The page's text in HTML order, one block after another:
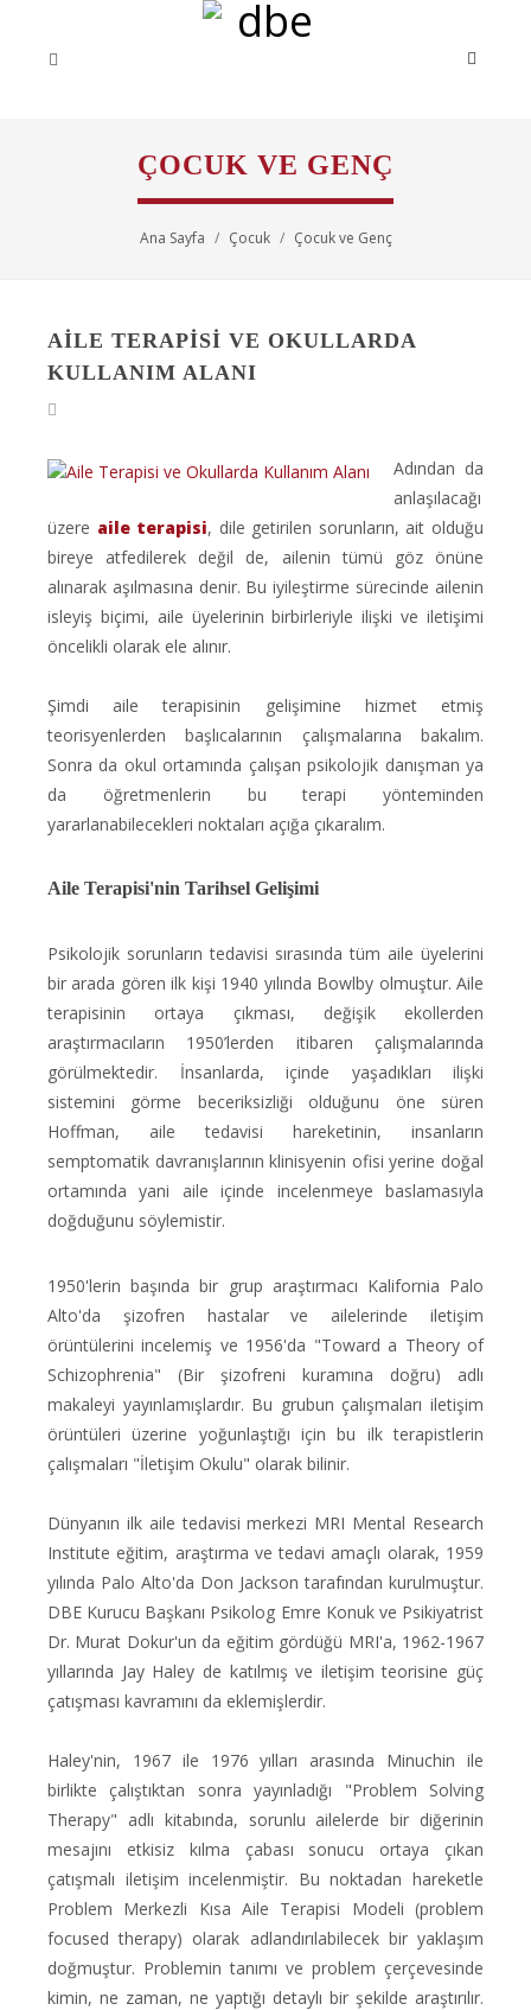
ÇOCUK VE GENÇ
Ana Sayfa Çocuk Çocuk ve Genç
AILE TERAPISI VE OKULLARDA
KULLANIM ALANI
Adından da
anlaşılacağı
üzere aile terapisi, dile getirilen sorunların, ait olduğu
bireye atfedilerek değil de, ailenin tümü göz önüne
alınarak aşılmasına denir. Bu iyileştirme sürecinde ailenin
isleyiş biçimi, aile üyelerinin birbirleriyle ilişki ve iletişimi
öncelikli olarak ele alınır.
Şimdi aile terapisinin gelişimine hizmet etmiş
teorisyenlerden başlıcalarının çalışmalarına bakalım.
Sonra da okul ortamında çalışan psikolojik danışman ya
da öğretmenlerin bu terapi yönteminden
yararlanabilecekleri noktaları açığa çıkaralım.
Aile Terapisi'nin Tarihsel Gelişimi
Psikolojik sorunların tedavisi sırasında tüm aile üyelerini
bir arada gören ilk kişi 1940 yılında Bowlby olmuştur. Aile
terapisinin ortaya çıkması, değişik ekollerden
araştırmacıların 1950’lerden itibaren çalışmalarında
görülmektedir. İnsanlarda, içinde yaşadıkları ilişki
sistemini görme beceriksizliği olduğunu öne süren
Hoffman, aile tedavisi hareketinin, insanların
semptomatik davranışlarının klinisyenin ofisi yerine doğal
ortamında yani aile içinde incelenmeye baslamasıyla
doğduğunu söylemistir.
1950'lerin başında bir grup araştırmacı Kalifornia Palo
Alto'da şizofren hastalar ve ailelerinde iletişim
örüntülerini incelemiş ve 1956'da "Toward a Theory of
Schizophrenia" (Bir şizofreni kuramına doğru) adlı
makaleyi yayınlamışlardır. Bu grubun çalışmaları iletişim
örüntüleri üzerine yoğunlaştığı için bu ilk terapistlerin
çalışmaları "İletişim Okulu" olarak bilinir.
Dünyanın ilk aile tedavisi merkezi MRI Mental Research
Institute eğitim, araştırma ve tedavi amaçlı olarak, 1959
yılında Palo Alto'da Don Jackson tarafından kurulmuştur.
DBE Kurucu Başkanı Psikolog Emre Konuk ve Psikiyatrist
Dr. Murat Dokur'un da eğitim gördüğü MRI'a, 1962-1967
yıllarında Jay Haley de katılmış ve iletişim teorisine güç
çatışması kavramını da eklemişlerdir.
Haley'nin, 1967 ile 1976 yılları arasında Minuchin ile
birlikte çalıştıktan sonra yayınladığı "Problem Solving
Therapy" adlı kitabında, sorunlu ailelerde bir diğerinin
mesajını etkisiz kılma çabası sonucu ortaya çıkan
çatışmalı iletişim incelenmiştir. Bu noktadan hareketle
Problem Merkezli Kısa Aile Terapisi Modeli (problem
focused therapy) olarak adlandırılabilecek bir yaklaşım
doğmuştur. Problemin tanımı ve problem çerçevesinde
kimin, ne zaman, ne yaptığı detaylı bir şekilde araştırılır.